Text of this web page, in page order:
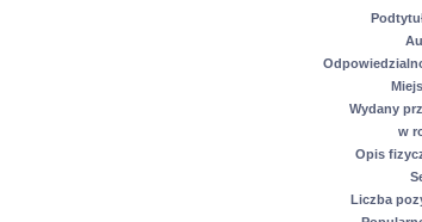
Wydany
w
Opis
Liczba